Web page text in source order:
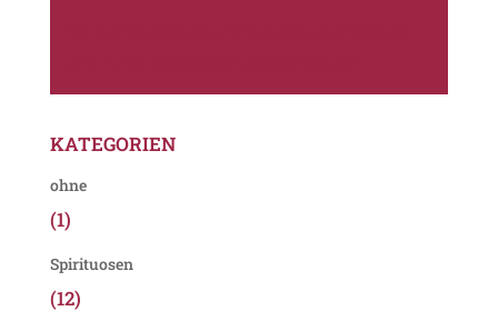
KATEGORIEN
ohne
(1)
Spirituosen
(12)